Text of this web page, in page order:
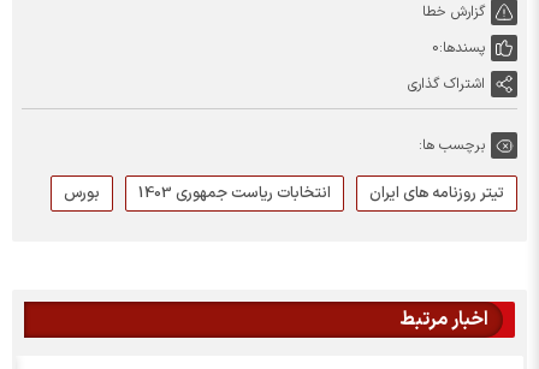
گزارش خطا
پسندها:0
اشتراک گذاری
برچسب ها:
تیتر روزنامه های ایران انتخابات ریاست جمهوری 1403 بورس
اخبار مرتبط